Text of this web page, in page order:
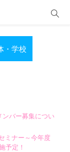
・学校
ンバー募集につい
ミナー～今年度
予定！